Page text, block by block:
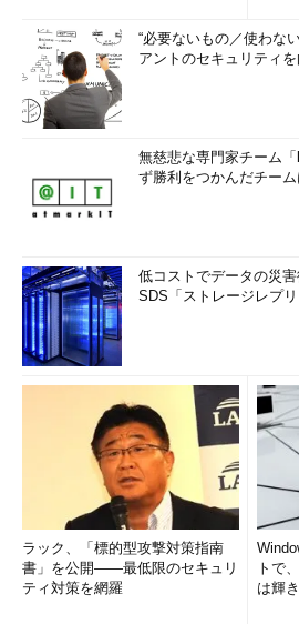
“必要ないもの／使わな
アントのセキュリティ
無慈悲な専門家チーム
ず勝利をつかんだチー
低コストでデータの災
SDS「ストレージレプ
ラック、「標的型攻撃対策指南
書」を公開――最低限のセキュリ
ティ対策を網羅
トで
は輝